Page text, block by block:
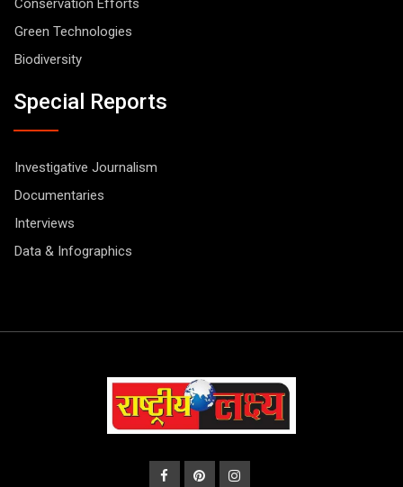
Conservation Efforts
Green Technologies
Biodiversity
Special Reports
Investigative Journalism
Documentaries
Interviews
Data & Infographics